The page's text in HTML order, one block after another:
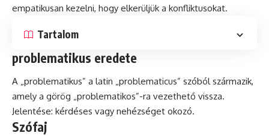
empatikusan kezelni, hogy elkerüljük a konfliktusokat.
Tartalom
problematikus eredete
A „problematikus” a latin „problematicus” szóból származik,
amely a görög „problematikos”-ra vezethető vissza.
Jelentése: kérdéses vagy nehézséget okozó.
Szófaj